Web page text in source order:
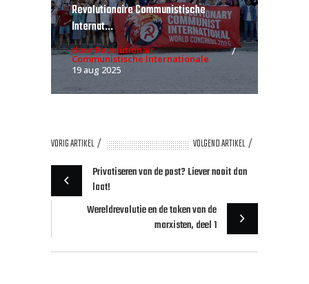
Revolutionaire Communistische
Internat...
door Revolutionair
Communistische Internationale
19 aug 2025
VORIG ARTIKEL
VOLGEND ARTIKEL
Privatiseren van de post? Liever nooit dan
laat!
Wereldrevolutie en de taken van de
marxisten, deel 1